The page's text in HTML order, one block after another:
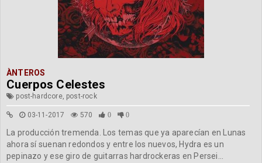
ÀNTEROS
Cuerpos Celestes
post-hardcore, post-rock
03-11-2017 570 0 0
La producción tremenda. Los temas que ya aparecían en Lunas
ahora sí suenan redondos y entre los nuevos, Hydra es un
pepinazo y ese giro de guitarras hardrockeras en Persei...